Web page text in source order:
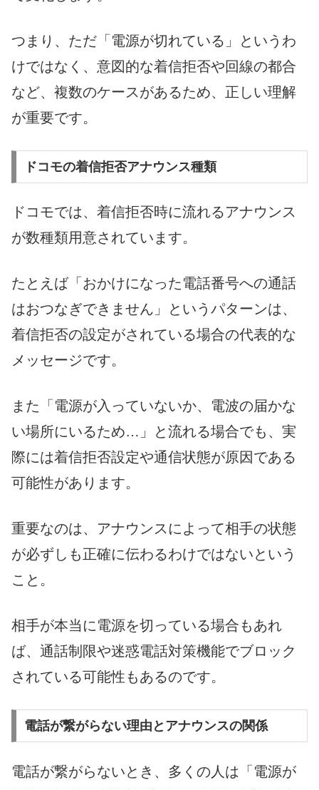
つまり、ただ「電源が切れている」というわ
けではなく、意図的な着信拒否や回線の都合
など、複数のケースがあるため、正しい理解
が重要です。
ドコモの着信拒否アナウンス種類
ドコモでは、着信拒否時に流れるアナウンス
が数種類用意されています。
たとえば「おかけになった電話番号への通話
はおつなぎできません」というパターンは、
着信拒否の設定がされている場合の代表的な
メッセージです。
また「電源が入っていないか、電波の届かな
い場所にいるため…」と流れる場合でも、実
際には着信拒否設定や通信状態が原因である
可能性があります。
重要なのは、アナウンスによって相手の状態
が必ずしも正確に伝わるわけではないという
こと。
相手が本当に電源を切っている場合もあれ
ば、通話制限や迷惑電話対策機能でブロック
されている可能性もあるのです。
電話が繋がらない理由とアナウンスの関係
電話が繋がらないとき、多くの人は「電源が